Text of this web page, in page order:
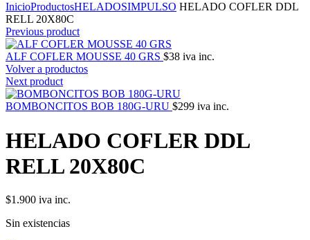
InicioProductosHELADOSIMPULSO HELADO COFLER DDL
RELL 20X80C
Previous product
ALF COFLER MOUSSE 40 GRS $38 iva inc.
Volver a productos
Next product
BOMBONCITOS BOB 180G-URU $299 iva inc.
HELADO COFLER DDL
RELL 20X80C
$1.900 iva inc.
Sin existencias